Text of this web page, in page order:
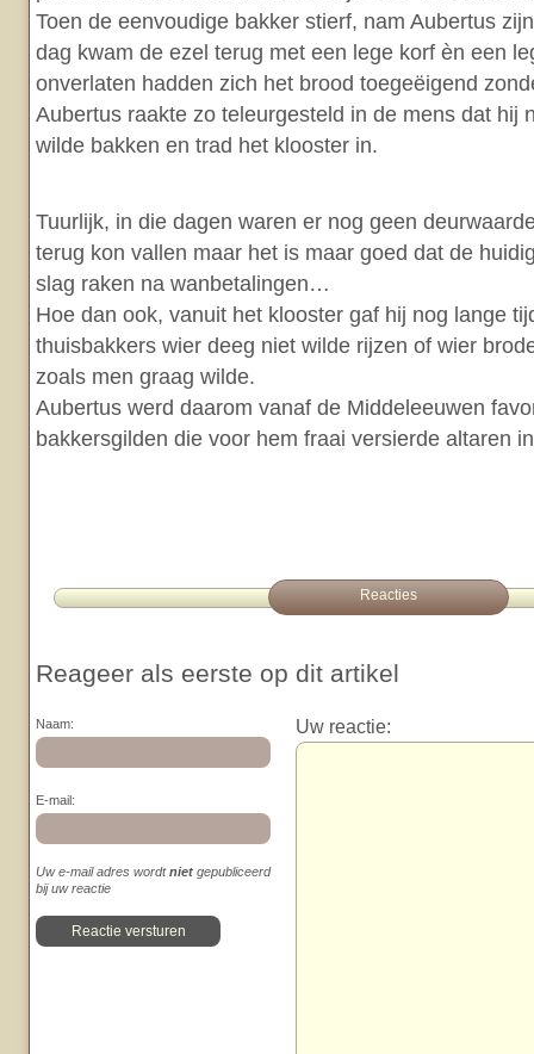
Toen de eenvoudige bakker stierf, nam Aubertus
dag kwam de ezel terug met een lege korf èn een
onverlaten hadden zich het brood toegeëigend
Aubertus raakte zo teleurgesteld in de mens dat hij
wilde bakken en trad het klooster in.
Tuurlijk, in die dagen waren er nog geen
terug kon vallen maar het is maar goed dat de
slag raken na wanbetalingen…
Hoe dan ook, vanuit het klooster gaf hij nog lange
thuisbakkers wier deeg niet wilde rijzen of wier
zoals men graag wilde.
Aubertus werd daarom vanaf de Middeleeuwen
bakkersgilden die voor hem fraai versierde altaren
Reacties
Reageer als eerste op dit artikel
Naam:
E-mail:
Uw e-mail adres wordtniet gepubliceerd
bij uw reactie
Uw reactie: